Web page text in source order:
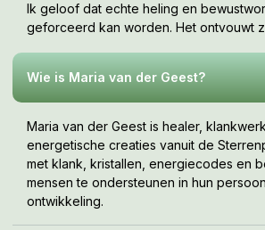
Ik geloof dat echte heling en
geforceerd kan worden. Het ontvouwt
Wie is Maria van der Geest?
Maria van der Geest is healer,
energetische creaties vanuit de
met klank, kristallen, energiecodes en
mensen te ondersteunen in hun
ontwikkeling.